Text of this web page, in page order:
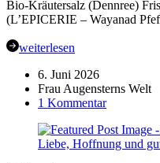
Bio-Kräutersalz (Dennree)
(L’EPICERIE – Wayanad
weiterlesen
6. Juni 2026
Frau Augensterns Welt
1 Kommentarzu
–
mein